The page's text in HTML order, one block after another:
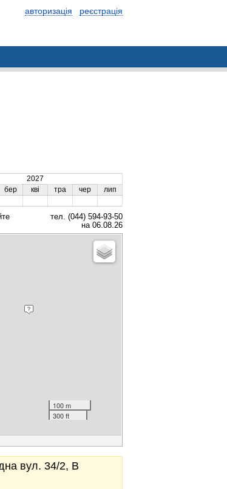
авторизація реєстрація
2027
бер кві тра чер лип
тел. (044) 594-93-50
на 06.08.26
100 m
300 ft
вул. 34/2, В